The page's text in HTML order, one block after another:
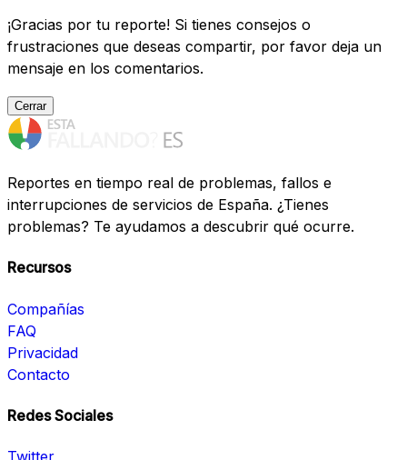
¡Gracias por tu reporte! Si tienes consejos o
frustraciones que deseas compartir, por favor deja un
mensaje en los comentarios.
Cerrar
Reportes en tiempo real de problemas, fallos e
interrupciones de servicios de España. ¿Tienes
problemas? Te ayudamos a descubrir qué ocurre.
Recursos
Compañías
FAQ
Privacidad
Contacto
Redes Sociales